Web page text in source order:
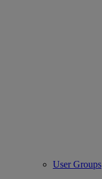
User Groups